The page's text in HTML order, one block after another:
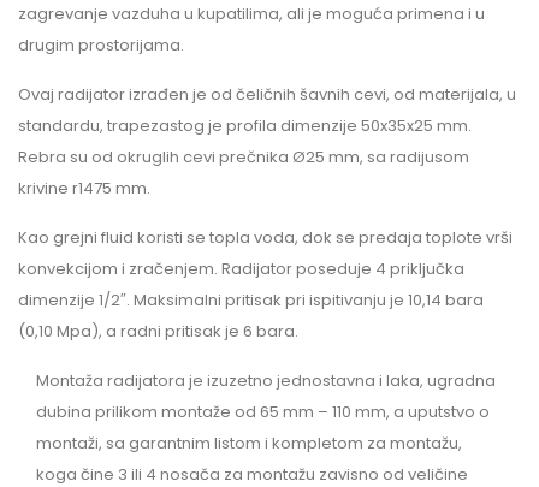
zagrevanje vazduha u kupatilima, ali je moguća primena i u
drugim prostorijama.
Ovaj radijator izrađen je od čeličnih šavnih cevi, od materijala, u
standardu, trapezastog je profila dimenzije 50x35x25 mm.
Rebra su od okruglih cevi prečnika Ø25 mm, sa radijusom
krivine r1475 mm.
Kao grejni fluid koristi se topla voda, dok se predaja toplote vrši
konvekcijom i zračenjem. Radijator poseduje 4 priključka
dimenzije 1/2″. Maksimalni pritisak pri ispitivanju je 10,14 bara
(0,10 Mpa), a radni pritisak je 6 bara.
Montaža radijatora je izuzetno jednostavna i laka, ugradna
dubina prilikom montaže od 65 mm – 110 mm, a uputstvo o
montaži, sa garantnim listom i kompletom za montažu,
koga čine 3 ili 4 nosača za montažu zavisno od veličine